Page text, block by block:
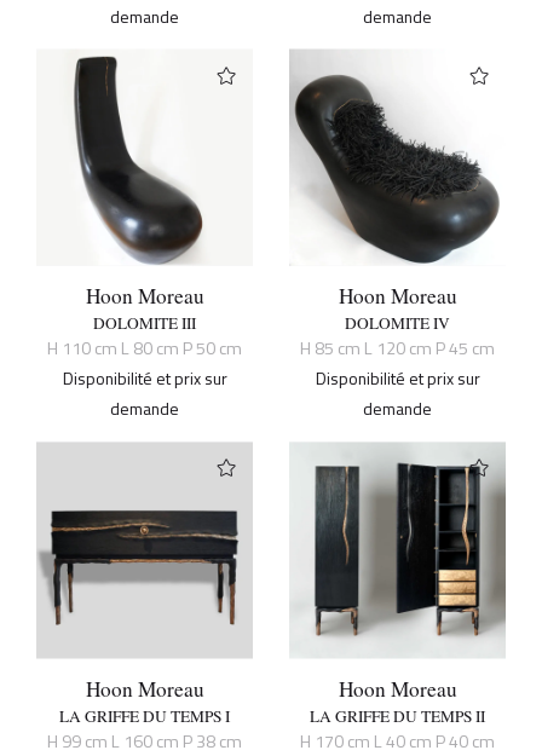
demande
demande
Hoon Moreau
DOLOMITE III
H 110 cm L 80 cm P 50 cm
Disponibilité et prix sur
demande
Hoon Moreau
DOLOMITE IV
H 85 cm L 120 cm P 45 cm
Disponibilité et prix sur
demande
Hoon Moreau
LA GRIFFE DU TEMPS I
H 99 cm L 160 cm P 38 cm
Hoon Moreau
LA GRIFFE DU TEMPS II
H 170 cm L 40 cm P 40 cm